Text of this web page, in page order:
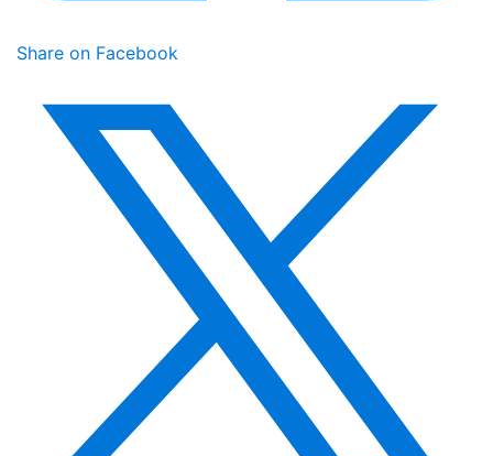
Share on Facebook